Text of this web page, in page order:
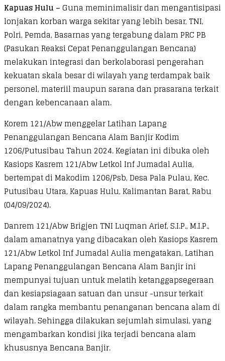
Kapuas Hulu –Guna meminimalisir dan mengantisipasi
lonjakan korban warga sekitar yang lebih besar, TNI,
Polri, Pemda, Basarnas yang tergabung dalam PRC PB
(Pasukan Reaksi Cepat Penanggulangan Bencana)
melakukan integrasi dan berkolaborasi pengerahan
kekuatan skala besar di wilayah yang terdampak baik
personel, materiil maupun sarana dan prasarana terkait
dengan kebencanaan alam.
Korem 121/Abw menggelar Latihan Lapang
Penanggulangan Bencana Alam Banjir Kodim
1206/Putusibau Tahun 2024. Kegiatan ini dibuka oleh
Kasiops Kasrem 121/Abw Letkol Inf Jumadal Aulia,
bertempat di Makodim 1206/Psb, Desa Pala Pulau, Kec.
Putusibau Utara, Kapuas Hulu, Kalimantan Barat, Rabu
(04/09/2024).
Danrem 121/Abw Brigjen TNI Luqman Arief, S.I.P., M.I.P.,
dalam amanatnya yang dibacakan oleh Kasiops Kasrem
121/Abw Letkol Inf Jumadal Aulia mengatakan, Latihan
Lapang Penanggulangan Bencana Alam Banjir ini
mempunyai tujuan untuk melatih ketanggapsegeraan
dan kesiapsiagaan satuan dan unsur -unsur terkait
dalam rangka membantu penanganan bencana alam di
wilayah. Sehingga dilakukan sejumlah simulasi, yang
mengambarkan kondisi jika terjadi bencana alam
khususnya Bencana Banjir.